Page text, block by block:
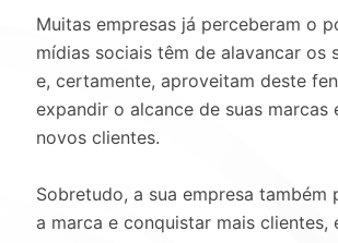
Muitas empresas já perceberam o
mídias sociais têm de alavancar os
e, certamente, aproveitam deste
expandir o alcance de suas marcas
novos clientes.
Sobretudo, a sua empresa também
a marca e conquistar mais clientes,